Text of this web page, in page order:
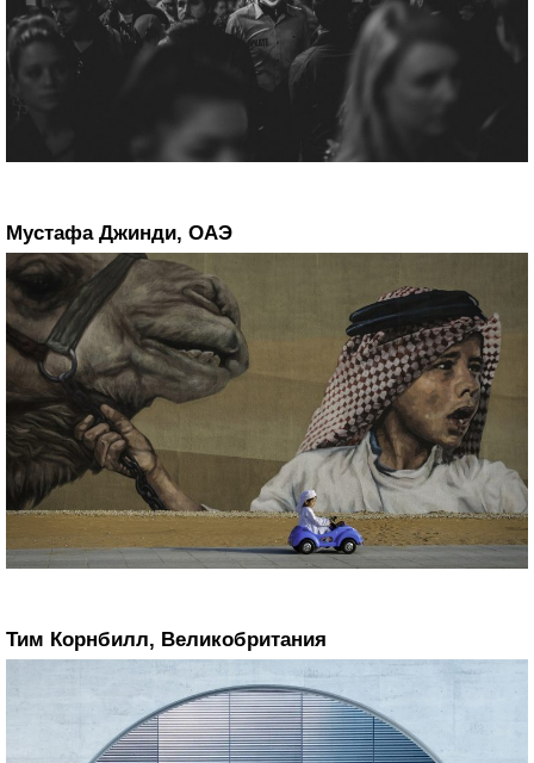
Мустафа Джинди, ОАЭ
Тим Корнбилл, Великобритания